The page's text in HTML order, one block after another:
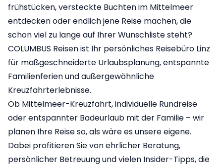
frühstücken, versteckte Buchten im Mittelmeer
entdecken oder endlich jene Reise machen, die
schon viel zu lange auf Ihrer Wunschliste steht?
COLUMBUS Reisen ist Ihr persönliches Reisebüro Linz
für maßgeschneiderte Urlaubsplanung, entspannte
Familienferien und außergewöhnliche
Kreuzfahrterlebnisse.
Ob Mittelmeer-Kreuzfahrt, individuelle Rundreise
oder entspannter Badeurlaub mit der Familie – wir
planen Ihre Reise so, als wäre es unsere eigene.
Dabei profitieren Sie von ehrlicher Beratung,
persönlicher Betreuung und vielen Insider-Tipps, die